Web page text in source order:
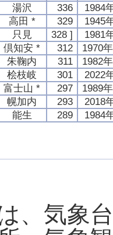
湯沢 336
1984
高田 * 329
1945
只見 328 ]
1981
倶知安 * 312
1970
朱鞠内 311
1982
桧枝岐 301
2022
富士山 * 297
1989
幌加内 293
2018
能生 289 1984
、気象